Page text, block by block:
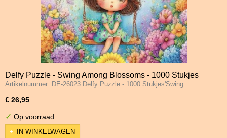
Delfy Puzzle - Swing Among Blossoms - 1000 Stukjes
Artikelnummer: DE-26023 Delfy Puzzle - 1000 Stukjes'Swing…
€ 26,95
✓ Op voorraad
IN WINKELWAGEN